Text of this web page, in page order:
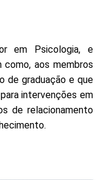
em Psicologia, e
como, aos membros
de graduação e que
intervenções em
de relacionamento